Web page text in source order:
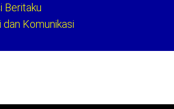
Beritaku
dan Komunikasi